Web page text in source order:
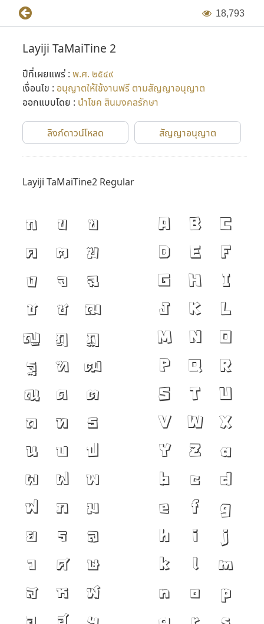
18,793
Layiji TaMaiTine 2
ปีที่เผยแพร่ : พ.ศ. ๒๕๔๙
เงื่อนไข : อนุญาตให้ใช้งานฟรี ตามสัญญาอนุญาต
ออกแบบโดย : นำโชค สินมงคลรักษา
ลิงก์ดาวน์โหลด สัญญาอนุญาต
Layiji TaMaiTine2 Regular
ก ข
ฃ
ค
ฅ
ฆ
ง
จ
ฉ
ช
ซ
ฌ
ญ
ฎ
ฏ
ฐ
ฑ
ฒ
ณ
ด
ต
ถ
ท
ธ
น
บ
ป
ผ
ฝ
พ
ฟ
ภ
ม
ย
ร
ล
ว
ศ
ษ
ส
ห
ฬ
A B
C
D
E
F
G
H
I
J
K
L
M
N
O
P
Q
R
S
T
U
V
W
X
Y
Z
a
b
c
d
e
f
g
h
i
j
k
l
m
n
o
p